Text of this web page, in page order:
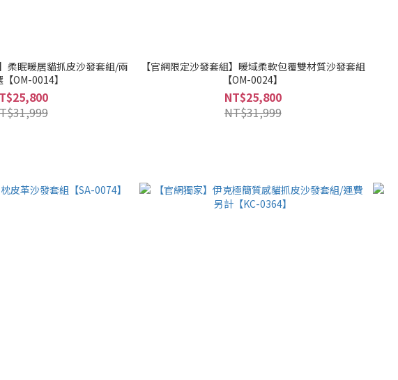
柔眠暖居貓抓皮沙發套組/兩
OM-0014】
【官網限定沙發套組】暖域柔軟包覆雙材質沙發套組
【OM-0024】
NT$25,800
NT$31,999